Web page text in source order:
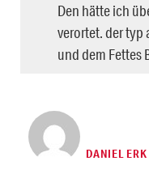
Den hätte ich
verortet. der typ
und dem
DANIEL ERK